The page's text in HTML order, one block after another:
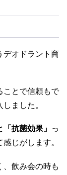
デオドラント商
ことで信頼もで
ました。
抗菌効果」 っ
じがします。
、飲み会の時も